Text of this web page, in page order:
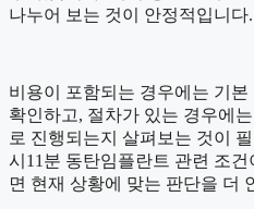
나누어 보는 것이 안정적입니다.
비용이 포함되는 경우에는 기
확인하고, 절차가 있는 경우에
로 진행되는지 살펴보는 것이
시11분 동탄임플란트 관련 조
면 현재 상황에 맞는 판단을 더